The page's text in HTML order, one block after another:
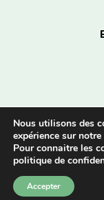
Nous utilisons des
expérience sur notre
Pour connaitre les
politique de
Accepter